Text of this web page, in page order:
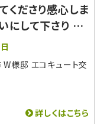
くださり感心しま
にして下さり あ
社でした。お世
様邸 エコキュート交
詳しくはこちら